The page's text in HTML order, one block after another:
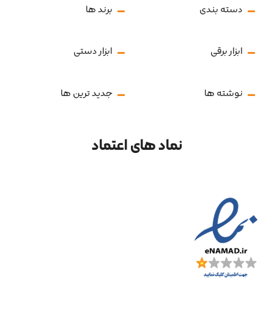
دسته بندی برند ها
ابزار برقی ابزار دستی
نوشته ها جدید ترین ها
نماد های اعتماد